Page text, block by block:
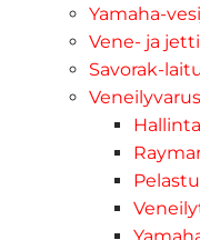
Yamaha-
Vene- ja
Savorak-